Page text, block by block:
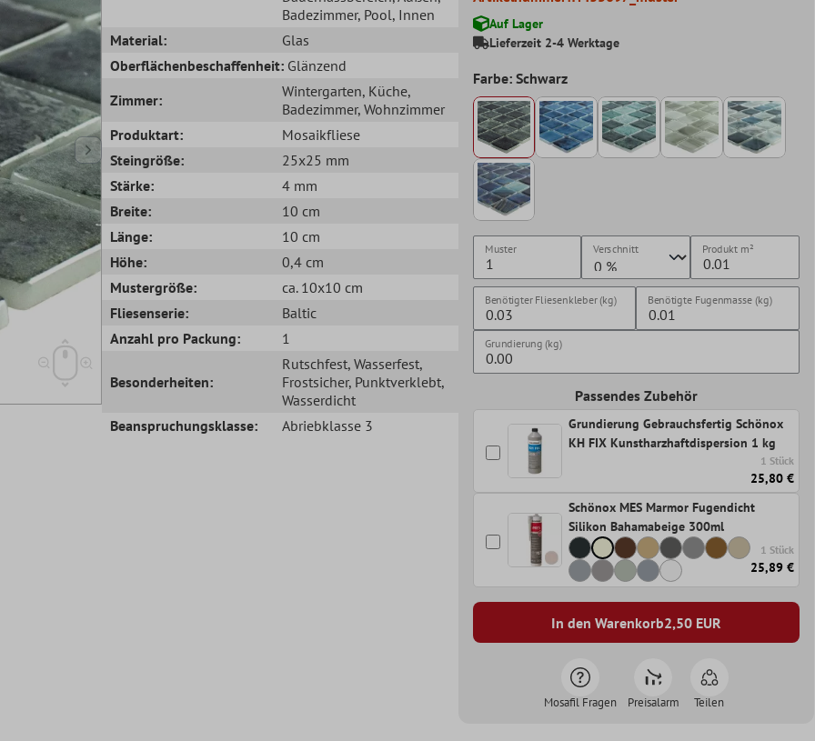
Badezimmer, Pool, Innen
Material:
Glas
Oberflächenbeschaffenheit: Glänzend
Zimmer:
Wintergarten, Küche,
Badezimmer, Wohnzimmer
Produktart:
Mosaikfliese
Steingröße:
25x25 mm
Stärke:
4 mm
Breite:
10 cm
Länge:
10 cm
Höhe:
0,4 cm
Mustergröße:
ca. 10x10 cm
Fliesenserie:
Baltic
Anzahl pro Packung:
1
Besonderheiten:
Rutschfest, Wasserfest,
Frostsicher, Punktverklebt,
Wasserdicht
Beanspruchungsklasse:
Abriebklasse 3
Auf Lager
Lieferzeit 2-4 Werktage
Farbe: Schwarz
Muster Verschnitt Produkt m²
Benötigter Fliesenkleber (kg) Benötigte Fugenmasse (kg)
Grundierung (kg)
Passendes Zubehör
Grundierung Gebrauchsfertig Schönox
KH FIX Kunstharzhaftdispersion 1 kg
1 Stück
25,80 €
Schönox MES Marmor Fugendicht
Silikon Bahamabeige 300ml
1 Stück
25,89 €
In den Warenkorb2,50EUR
Mosafil Fragen Preisalarm Teilen